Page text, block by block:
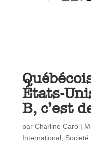
États-
B, c’est
par Charline Caro|
International, Societé